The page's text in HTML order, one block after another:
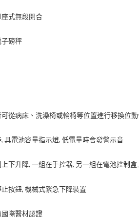
式無段開合
磅秤
從病床、洗澡椅或輪椅等位置進行移換位
具電池容量指示燈, 低電量時會發警示音
下升降, 一組在手控器, 另一組在電池控制盒
按鈕, 機械式緊急下降裝置
際醫材認證